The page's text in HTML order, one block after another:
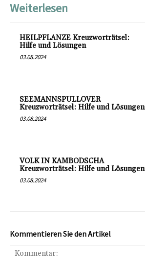
Weiterlesen
HEILPFLANZE Kreuzworträtsel:
Hilfe und Lösungen
03.08.2024
SEEMANNSPULLOVER
Kreuzworträtsel: Hilfe und Lösungen
03.08.2024
VOLK IN KAMBODSCHA
Kreuzworträtsel: Hilfe und Lösungen
03.08.2024
Kommentieren Sie den Artikel